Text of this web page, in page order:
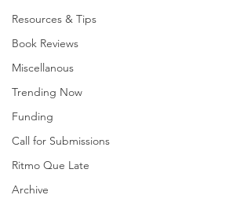
Resources & Tips
Book Reviews
Miscellanous
Trending Now
Funding
Call for Submissions
Ritmo Que Late
Archive